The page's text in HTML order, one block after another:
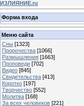
ИЗЛИЯНИЕ.ru
Форма входа
Меню сайта
Сны [1323]
Пророчества [1066]
Размышления [1663]
Проповеди [702]
Видео [845]
Свидетельства [413]
Коротко [197]
Творчество [552]
Молитва [168]
За всех человеков [221]